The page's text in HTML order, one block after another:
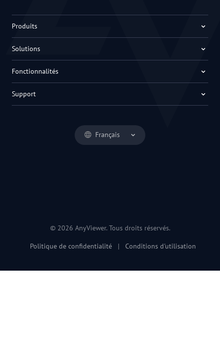
Français
Produits
Solutions
Fonctionnalités
Support
© 2026 AnyViewer. Tous droits réservés.
Politique de confidentialité | Conditions d'utilisation